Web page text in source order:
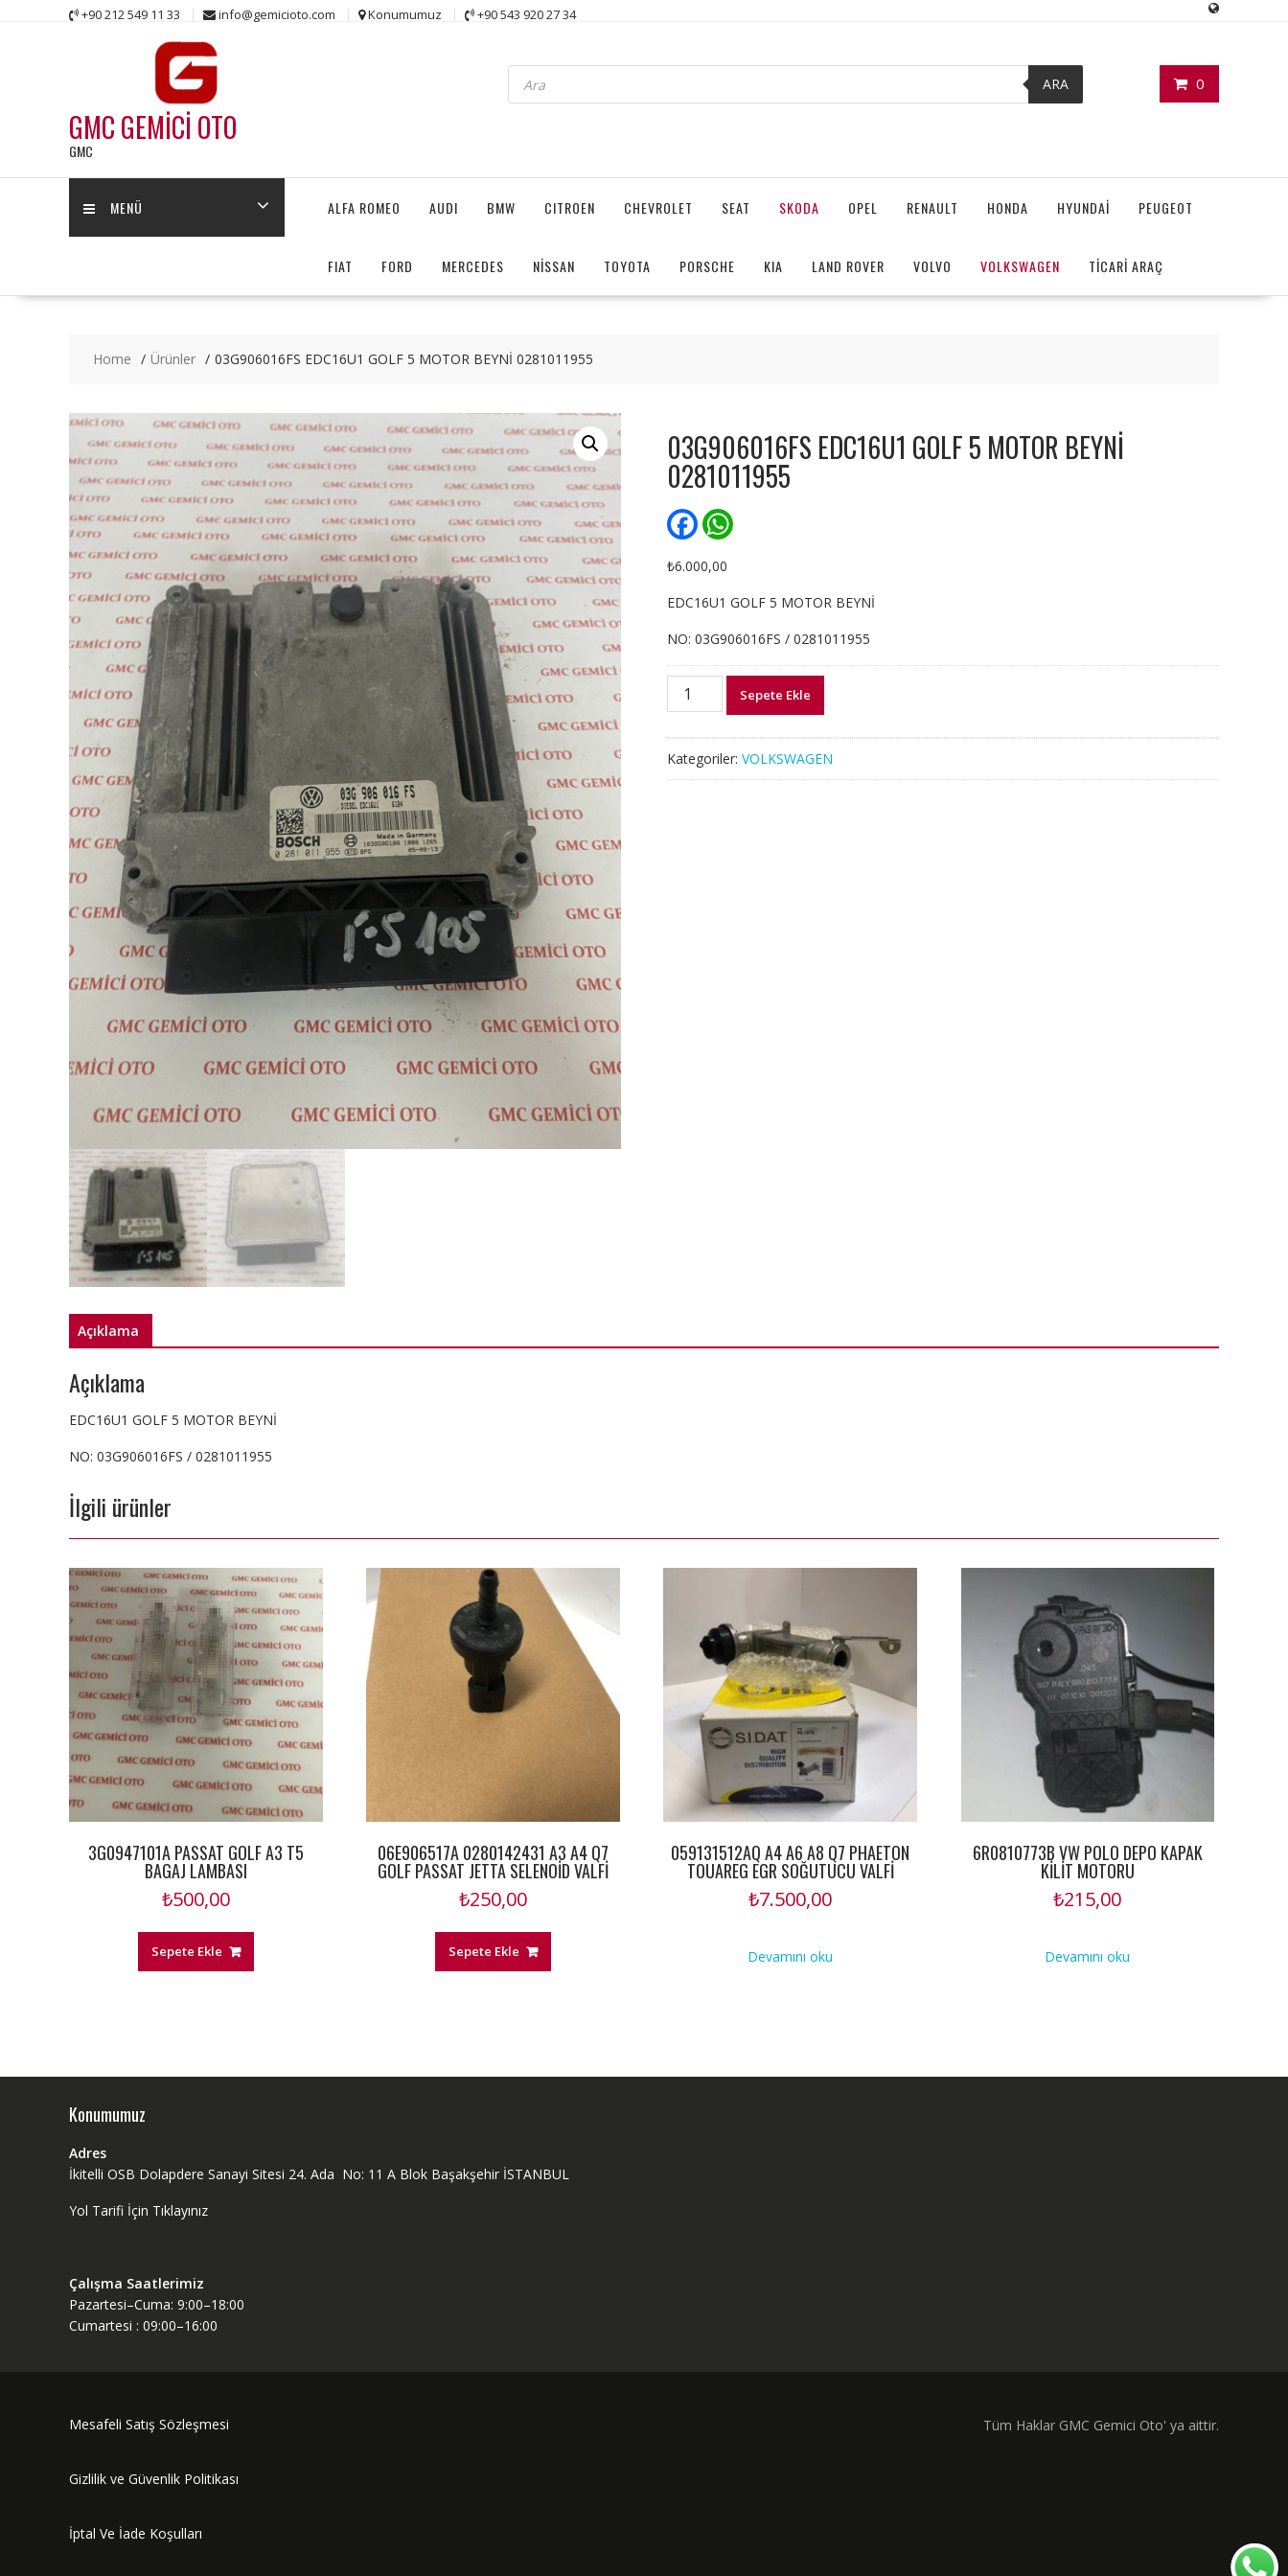
+90 212 549 11 33 info@gemicioto.com Konumumuz +90 543 920 27 34
GMC GEMİCİ OTO
GMC
0
Products
search ARA
MENÜ ALFA ROMEO AUDI BMW CITROEN CHEVROLET SEAT SKODA OPEL RENAULT HONDA HYUNDAİ PEUGEOT
FIAT FORD MERCEDES NİSSAN TOYOTA PORSCHE KIA LAND ROVER VOLVO VOLKSWAGEN TİCARİ ARAÇ
Home Ürünler 03G906016FS EDC16U1 GOLF 5 MOTOR BEYNİ 0281011955
03G906016FS EDC16U1 GOLF 5 MOTOR BEYNİ
0281011955
F
a
e
b
o
p
₺6.000,00
EDC16U1 GOLF 5 MOTOR BEYNİ
NO: 03G906016FS / 0281011955
03G906016FS
EDC16U1
MOTOR
Sepete Ekle
Kategoriler: VOLKSWAGEN
Açıklama
Açıklama
EDC16U1 GOLF 5 MOTOR BEYNİ
NO: 03G906016FS / 0281011955
İlgili ürünler
3G0947101A PASSAT GOLF A3 T5
BAGAJ LAMBASI
₺500,00
Sepete Ekle
06E906517A 0280142431 A3 A4 Q7
GOLF PASSAT JETTA SELENOİD VALFİ
₺250,00
Sepete Ekle
059131512AQ A4 A6 A8 Q7 PHAETON
TOUAREG EGR SOĞUTUCU VALFİ
₺7.500,00
Devamını oku
6R0810773B VW POLO DEPO KAPAK
KİLİT MOTORU
₺215,00
Devamını oku
Konumumuz
Adres
İkitelli OSB Dolapdere Sanayi Sitesi 24. Ada No: 11 A Blok Başakşehir İSTANBUL
Yol Tarifi İçin Tıklayınız
Çalışma Saatlerimiz
Pazartesi–Cuma: 9:00–18:00
Cumartesi : 09:00–16:00
Mesafeli Satış Sözleşmesi
Gizlilik ve Güvenlik Politikası
İptal Ve İade Koşulları
Tüm Haklar GMC Gemici Oto' ya aittir.